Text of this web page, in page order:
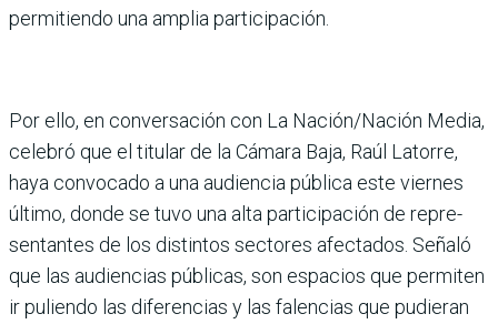
permitiendo una amplia participación.
Por ello, en conversación con La Nación/Nación Media,
celebró que el titular de la Cámara Baja, Raúl Lato­rre,
haya convocado a una audiencia pública este vier­nes
último, donde se tuvo una alta participación de repre­
sentantes de los distintos sectores afectados. Señaló
que las audiencias públicas, son espacios que permiten
ir puliendo las diferencias y las falencias que pudieran